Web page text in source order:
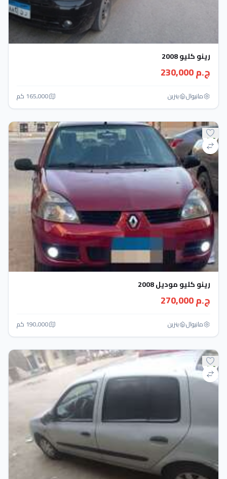
رينو كليو 2008
ج.م 230,000
مانيوال بنزين 165,000 كم
رينو كليو موديل 2008
ج.م 270,000
مانيوال بنزين 190,000 كم